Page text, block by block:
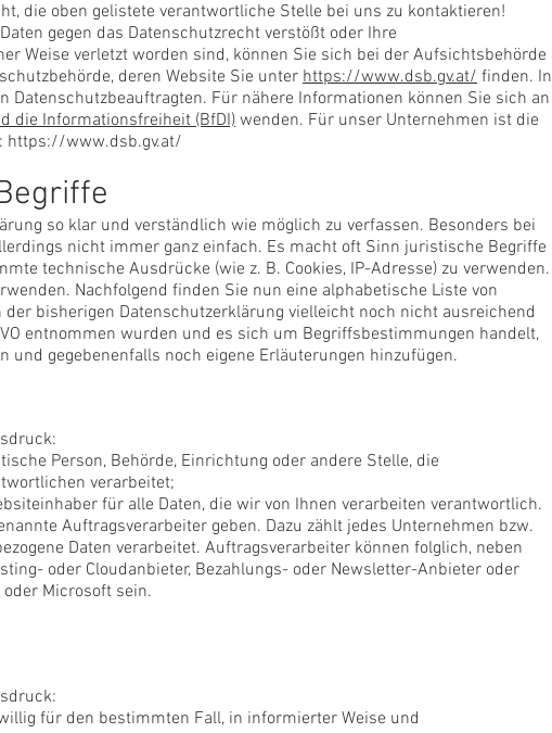
die oben gelistete verantwortliche Stelle bei uns zu kontaktieren!
gegen das Datenschutzrecht verstößt oder Ihre
Weise verletzt worden sind, können Sie sich bei der Aufsichtsbehörde
deren Website Sie unter https://www.dsb.gv.at/ finden. In
Datenschutzbeauftragten. Für nähere Informationen können Sie sich an
die Informationsfreiheit (BfDI)wenden. Für unser Unternehmen ist die
https://www.dsb.gv.at/
so klar und verständlich wie möglich zu verfassen. Besonders bei
nicht immer ganz einfach. Es macht oft Sinn juristische Begriffe
technische Ausdrücke (wie z. B. Cookies, IP-Adresse) zu verwenden.
Nachfolgend finden Sie nun eine alphabetische Liste von
bisherigen Datenschutzerklärung vielleicht noch nicht ausreichend
entnommen wurden und es sich um Begriffsbestimmungen handelt,
und gegebenenfalls noch eigene Erläuterungen hinzufügen.
Person, Behörde, Einrichtung oder andere Stelle, die
verarbeitet;
für alle Daten, die wir von Ihnen verarbeiten verantwortlich.
Auftragsverarbeiter geben. Dazu zählt jedes Unternehmen bzw.
Daten verarbeitet. Auftragsverarbeiter können folglich, neben
oder Cloudanbieter, Bezahlungs- oder Newsletter-Anbieter oder
Microsoft sein.
für den bestimmten Fall, in informierter Weise und